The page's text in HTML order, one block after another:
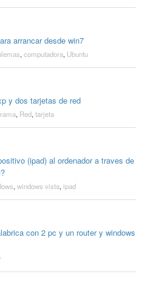
arrancar desde win7
, computadora, Ubuntu
y dos tarjetas de red
, Red, tarjeta
(ipad) al ordenador a traves de
, windows vista, ipad
con 2 pc y un router y windows